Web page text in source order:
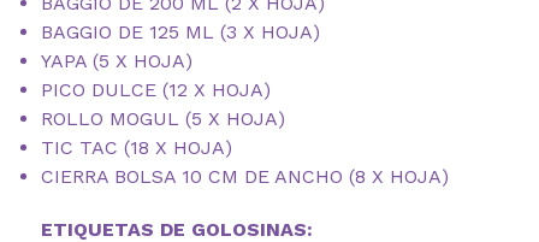
BAGGIO DE 125 ML (3 X HOJA)
YAPA (5 X HOJA)
PICO DULCE (12 X HOJA)
ROLLO MOGUL (5 X HOJA)
TIC TAC (18 X HOJA)
CIERRA BOLSA 10 CM DE ANCHO (8 X HOJA)
ETIQUETAS DE GOLOSINAS: